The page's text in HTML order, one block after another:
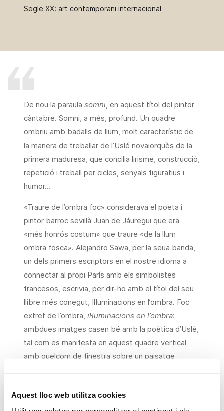
Aquest lloc web utilitza cookies
Segle XX: art contemporani internacional
De nou la paraula somni, en aquest títol del pintor
càntabre. Somni, a més, profund. Un quadre
ombriu amb badalls de llum, molt característic de
la manera de treballar de l’Uslé novaiorquès de la
primera maduresa, que concilia lirisme, construcció,
repetició i treball per cicles, senyals figuratius i
humor…
«Traure de l’ombra foc» considerava el poeta i
pintor barroc sevillà Juan de Jáuregui que era
«més honrós costum» que traure «de la llum
ombra fosca». Alejandro Sawa, per la seua banda,
un dels primers escriptors en el nostre idioma a
connectar al propi París amb els simbolistes
francesos, escrivia, per dir-ho amb el títol del seu
llibre més conegut, Il·luminacions en l’ombra. Foc
extret de l’ombra, il·luminacions en l’ombra:
ambdues imatges casen bé amb la poètica d’Uslé,
tal com es manifesta en aquest quadre vertical
amb quelcom de finestra sobre un paisatge
la galeria barcelonina Oriol.